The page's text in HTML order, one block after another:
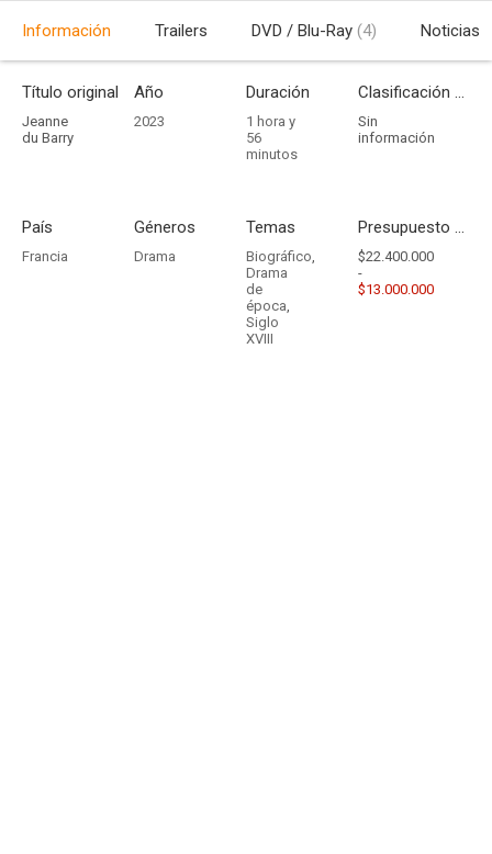
Información Trailers DVD / Blu-Ray (4) Noticias
Título original
Jeanne
du Barry
Año
2023
Duración
1 hora y
56
minutos
Clasificación por edades
Sin
información
País
Francia
Géneros
Drama
Temas
Biográfico,
Drama
de
época,
Siglo
XVIII
Presupuesto - Ingresos
$22.400.000
-
$13.000.000